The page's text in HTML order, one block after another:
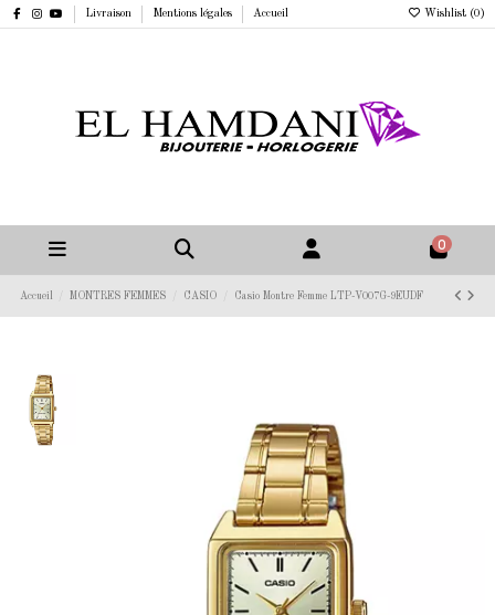
Livraison Mentions légales Accueil Wishlist (0 )
0
Accueil MONTRES FEMMES CASIO Casio Montre Femme LTP-V007G-9EUDF